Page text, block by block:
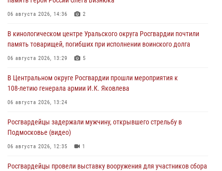
06 августа 2026, 14:36 2
В кинологическом центре Уральского округа Росгвардии почтили
память товарищей, погибших при исполнении воинского долга
06 августа 2026, 13:29 5
В Центральном округе Росгвардии прошли мероприятия к
108‑летию генерала армии И.К. Яковлева
06 августа 2026, 13:24
Росгвардейцы задержали мужчину, открывшего стрельбу в
Подмосковье (видео)
06 августа 2026, 12:35 1
Росгвардейцы провели выставку вооружения для участников сбора